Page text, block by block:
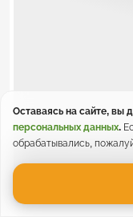
5/ 6 отзывов
Оставаясь на сайте, вы
персональных данных.
обрабатывались,